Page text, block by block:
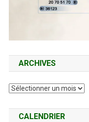
ARCHIVES
Archives
CALENDRIER